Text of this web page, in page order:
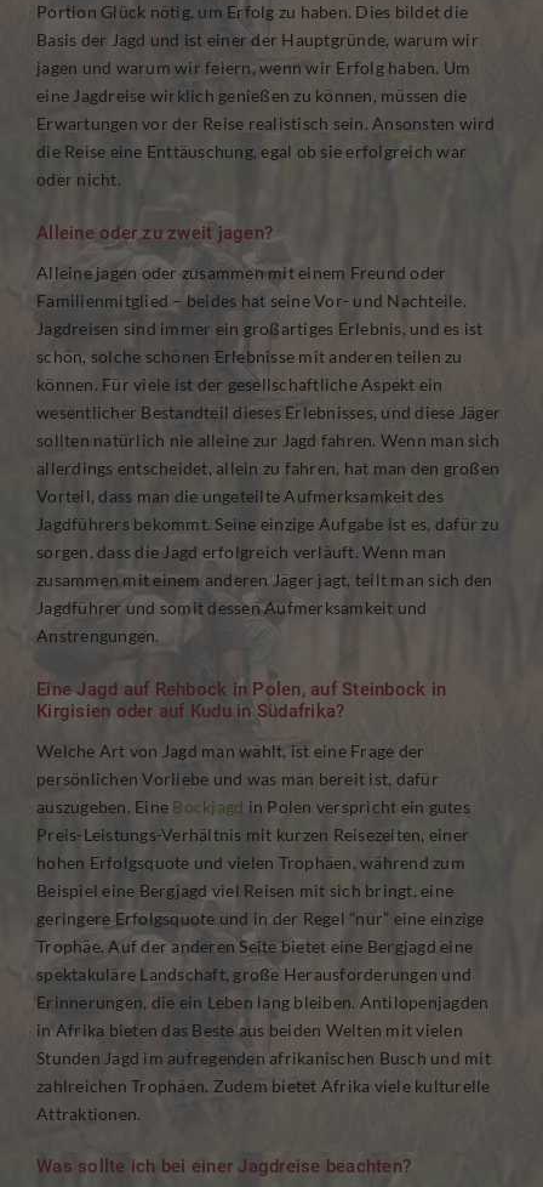
Portion Glück nötig, um Erfolg zu haben. Dies bildet die
Basis der Jagd und ist einer der Hauptgründe, warum wir
jagen und warum wir feiern, wenn wir Erfolg haben. Um
eine Jagdreise wirklich genießen zu können, müssen die
Erwartungen vor der Reise realistisch sein. Ansonsten wird
die Reise eine Enttäuschung, egal ob sie erfolgreich war
oder nicht.
Alleine oder zu zweit jagen?
Alleine jagen oder zusammen mit einem Freund oder
Familienmitglied – beides hat seine Vor- und Nachteile.
Jagdreisen sind immer ein großartiges Erlebnis, und es ist
schön, solche schönen Erlebnisse mit anderen teilen zu
können. Für viele ist der gesellschaftliche Aspekt ein
wesentlicher Bestandteil dieses Erlebnisses, und diese Jäger
sollten natürlich nie alleine zur Jagd fahren. Wenn man sich
allerdings entscheidet, allein zu fahren, hat man den großen
Vorteil, dass man die ungeteilte Aufmerksamkeit des
Jagdführers bekommt. Seine einzige Aufgabe ist es, dafür zu
sorgen, dass die Jagd erfolgreich verläuft. Wenn man
zusammen mit einem anderen Jäger jagt, teilt man sich den
Jagdführer und somit dessen Aufmerksamkeit und
Anstrengungen.
Eine Jagd auf Rehbock in Polen, auf Steinbock in
Kirgisien oder auf Kudu in Südafrika?
Welche Art von Jagd man wählt, ist eine Frage der
persönlichen Vorliebe und was man bereit ist, dafür
auszugeben. Eine Bockjagd in Polen verspricht ein gutes
Preis-Leistungs-Verhältnis mit kurzen Reisezeiten, einer
hohen Erfolgsquote und vielen Trophäen, während zum
Beispiel eine Bergjagd viel Reisen mit sich bringt, eine
geringere Erfolgsquote und in der Regel ”nur” eine einzige
Trophäe. Auf der anderen Seite bietet eine Bergjagd eine
spektakuläre Landschaft, große Herausforderungen und
Erinnerungen, die ein Leben lang bleiben. Antilopenjagden
in Afrika bieten das Beste aus beiden Welten mit vielen
Stunden Jagd im aufregenden afrikanischen Busch und mit
zahlreichen Trophäen. Zudem bietet Afrika viele kulturelle
Attraktionen.
Was sollte ich bei einer Jagdreise beachten?